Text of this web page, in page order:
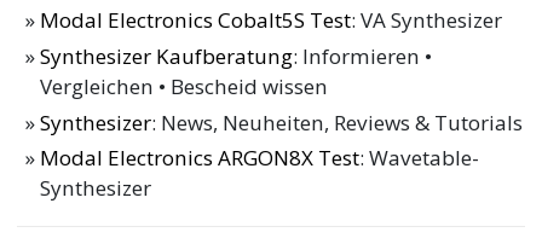
Modal Electronics Cobalt5S Test: VA Synthesizer
Synthesizer Kaufberatung: Informieren •
Vergleichen • Bescheid wissen
Synthesizer: News, Neuheiten, Reviews & Tutorials
Modal Electronics ARGON8X Test: Wavetable-
Synthesizer